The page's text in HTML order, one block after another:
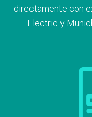
directamente con
Electric y